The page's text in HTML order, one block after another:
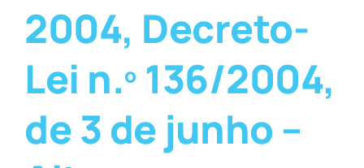
2004, Decreto-
Lei n.º 136/2004,
de 3 de junho –